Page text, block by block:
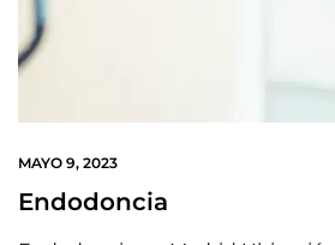
MAYO 9, 2023
Endodoncia